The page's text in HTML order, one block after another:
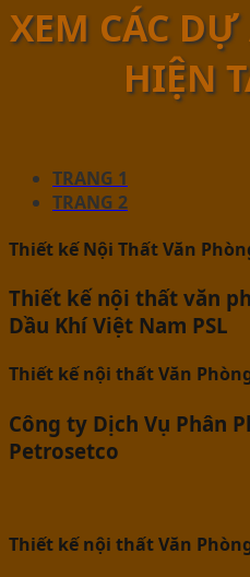
XEM CÁC
HIỆN
TRANG 1
TRANG 2
Thiết kế Nội Thất Văn
Thiết kế nội thất văn
Dầu Khí Việt Nam PSL
Thiết kế nội thất Văn
Công ty Dịch Vụ Phân
Petrosetco
Thiết kế nội thất Văn